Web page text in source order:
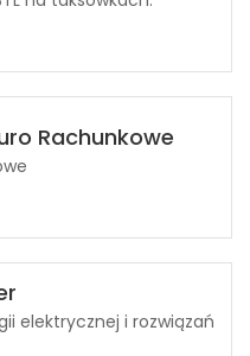
Rachunkowe
elektrycznej i rozwiązań